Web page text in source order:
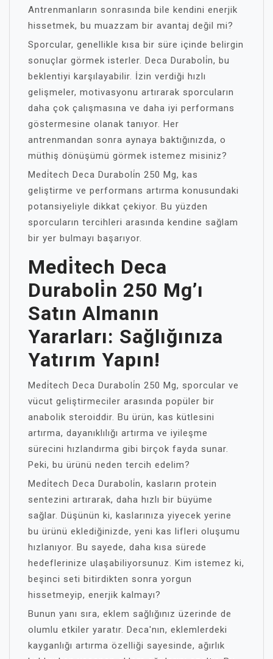
Antrenmanların sonrasında bile kendini enerjik
hissetmek, bu muazzam bir avantaj değil mi?
Sporcular, genellikle kısa bir süre içinde belirgin
sonuçlar görmek isterler. Deca Duraboli̇n, bu
beklentiyi karşılayabilir. İzin verdiği hızlı
gelişmeler, motivasyonu artırarak sporcuların
daha çok çalışmasına ve daha iyi performans
göstermesine olanak tanıyor. Her
antrenmandan sonra aynaya baktığınızda, o
müthiş dönüşümü görmek istemez misiniz?
Medi̇tech Deca Duraboli̇n 250 Mg, kas
geliştirme ve performans artırma konusundaki
potansiyeliyle dikkat çekiyor. Bu yüzden
sporcuların tercihleri arasında kendine sağlam
bir yer bulmayı başarıyor.
Medi̇tech Deca
Duraboli̇n 250 Mg’ı
Satın Almanın
Yararları: Sağlığınıza
Yatırım Yapın!
Medi̇tech Deca Duraboli̇n 250 Mg, sporcular ve
vücut geliştirmeciler arasında popüler bir
anabolik steroiddir. Bu ürün, kas kütlesini
artırma, dayanıklılığı artırma ve iyileşme
sürecini hızlandırma gibi birçok fayda sunar.
Peki, bu ürünü neden tercih edelim?
Medi̇tech Deca Duraboli̇n, kasların protein
sentezini artırarak, daha hızlı bir büyüme
sağlar. Düşünün ki, kaslarınıza yiyecek yerine
bu ürünü eklediğinizde, yeni kas lifleri oluşumu
hızlanıyor. Bu sayede, daha kısa sürede
hedeflerinize ulaşabiliyorsunuz. Kim istemez ki,
beşinci seti bitirdikten sonra yorgun
hissetmeyip, enerjik kalmayı?
Bunun yanı sıra, eklem sağlığınız üzerinde de
olumlu etkiler yaratır. Deca'nın, eklemlerdeki
kayganlığı artırma özelliği sayesinde, ağırlık